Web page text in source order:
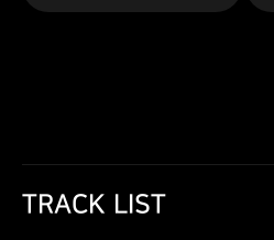
TRACK LIST